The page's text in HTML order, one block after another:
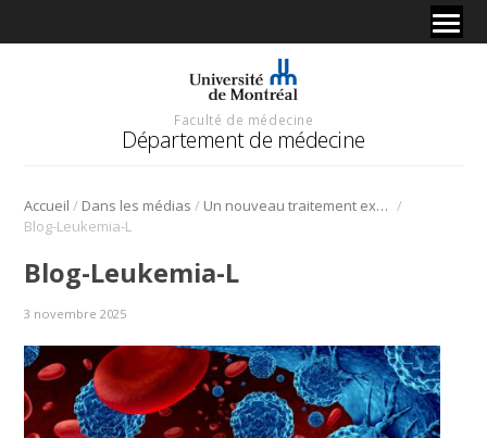
Faculté de médecine
Département de médecine
Accueil / Dans les médias / Un nouveau traitement expérimental pour les patients atteints de leucémie est désormais accessible au Canada /
Blog-Leukemia-L
Blog-Leukemia-L
3 novembre 2025